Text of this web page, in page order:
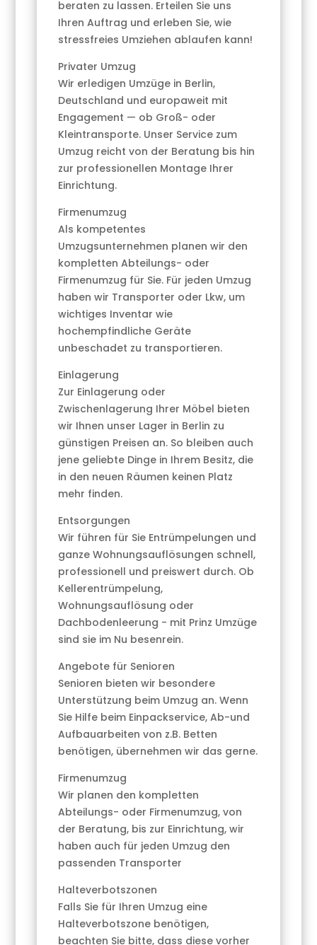
beraten zu lassen. Erteilen Sie uns
Ihren Auftrag und erleben Sie, wie
stressfreies Umziehen ablaufen kann!
Privater Umzug
Wir erledigen Umzüge in Berlin,
Deutschland und europaweit mit
Engagement — ob Groß- oder
Kleintransporte. Unser Service zum
Umzug reicht von der Beratung bis hin
zur professionellen Montage Ihrer
Einrichtung.
Firmenumzug
Als kompetentes
Umzugsunternehmen planen wir den
kompletten Abteilungs- oder
Firmenumzug für Sie. Für jeden Umzug
haben wir Transporter oder Lkw, um
wichtiges Inventar wie
hochempfindliche Geräte
unbeschadet zu transportieren.
Einlagerung
Zur Einlagerung oder
Zwischenlagerung Ihrer Möbel bieten
wir Ihnen unser Lager in Berlin zu
günstigen Preisen an. So bleiben auch
jene geliebte Dinge in Ihrem Besitz, die
in den neuen Räumen keinen Platz
mehr finden.
Entsorgungen
Wir führen für Sie Entrümpelungen und
ganze Wohnungsauflösungen schnell,
professionell und preiswert durch. Ob
Kellerentrümpelung,
Wohnungsauflösung oder
Dachbodenleerung - mit Prinz Umzüge
sind sie im Nu besenrein.
Angebote für Senioren
Senioren bieten wir besondere
Unterstützung beim Umzug an. Wenn
Sie Hilfe beim Einpackservice, Ab-und
Aufbauarbeiten von z.B. Betten
benötigen, übernehmen wir das gerne.
Firmenumzug
Wir planen den kompletten
Abteilungs- oder Firmenumzug, von
der Beratung, bis zur Einrichtung, wir
haben auch für jeden Umzug den
passenden Transporter
Halteverbotszonen
Falls Sie für Ihren Umzug eine
Halteverbotszone benötigen,
beachten Sie bitte, dass diese vorher